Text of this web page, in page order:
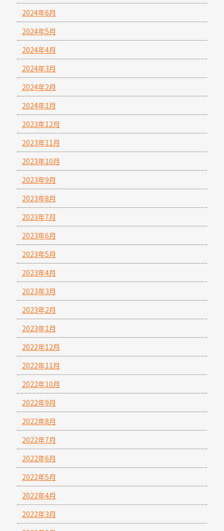
2024年6月
2024年5月
2024年4月
2024年3月
2024年2月
2024年1月
2023年12月
2023年11月
2023年10月
2023年9月
2023年8月
2023年7月
2023年6月
2023年5月
2023年4月
2023年3月
2023年2月
2023年1月
2022年12月
2022年11月
2022年10月
2022年9月
2022年8月
2022年7月
2022年6月
2022年5月
2022年4月
2022年3月